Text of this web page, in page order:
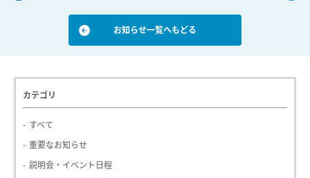
お知らせ一覧へもどる
カテゴリ
すべて
重要なお知らせ
説明会・イベント日程